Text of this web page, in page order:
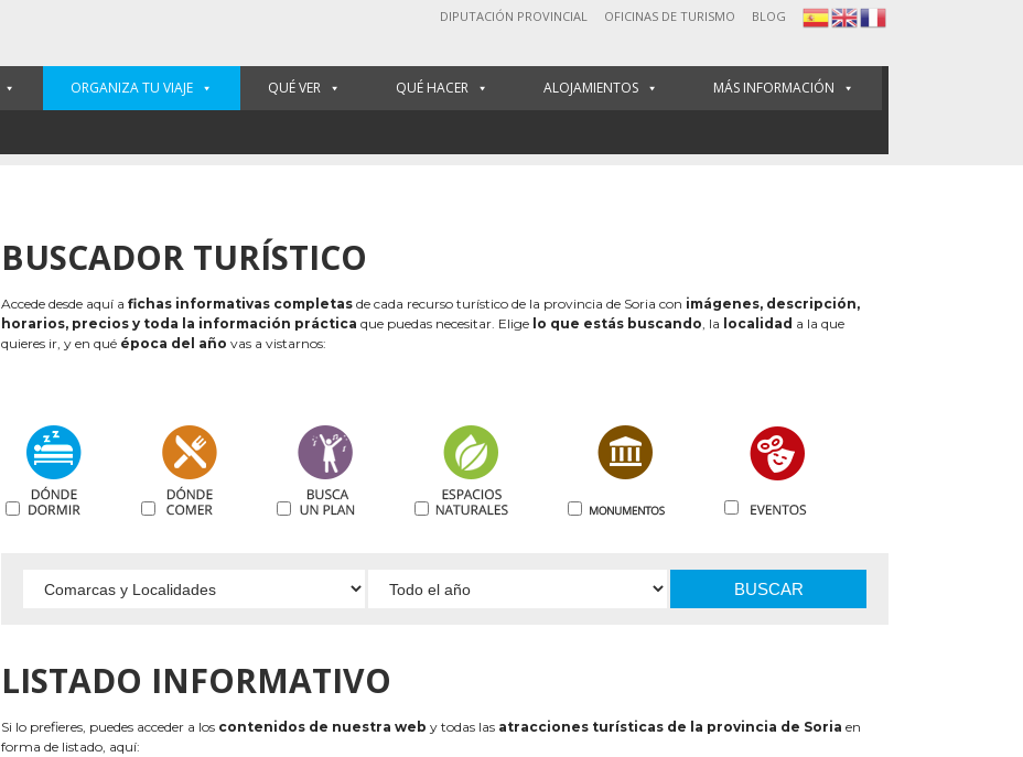
DIPUTACIÓN PROVINCIAL OFICINAS DE TURISMO BLOG
ORGANIZA TU VIAJE QUÉ VER QUÉ HACER ALOJAMIENTOS MÁS INFORMACIÓN
BUSCADOR TURÍSTICO
Accede desde aquí a fichas informativas completas de cada recurso turístico de la provincia de Soria con imágenes, descripción,
horarios, precios y toda la información práctica que puedas necesitar. Elige lo que estás buscando, la localidad a la que
quieres ir, y en qué época del año vas a vistarnos:
BUSCAR
LISTADO INFORMATIVO
Si lo prefieres, puedes acceder a los contenidos de nuestra web y todas las atracciones turísticas de la provincia de Soria en
forma de listado, aquí: